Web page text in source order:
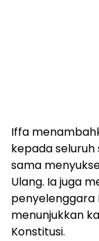
Iffa
kepada
sama
Ulang. Ia juga
penyelenggara
menunjukkan
Konstitusi.